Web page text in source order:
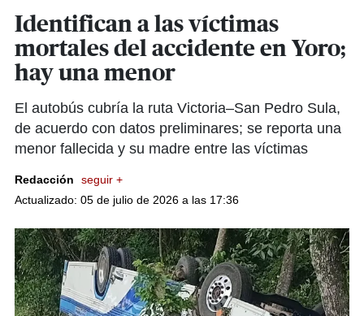
Identifican a las víctimas
mortales del accidente en Yoro;
hay una menor
El autobús cubría la ruta Victoria–San Pedro Sula,
de acuerdo con datos preliminares; se reporta una
menor fallecida y su madre entre las víctimas
Redacción
seguir +
Actualizado: 05 de julio de 2026 a las 17:36